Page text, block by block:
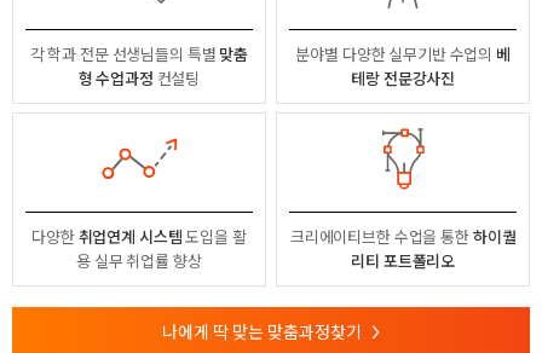
각 학과 전문 선생님들의 특별 맞춤
형 수업과정 컨설팅
분야별 다양한 실무기반 수업의 베
테랑 전문강사진
다양한취업연계 시스템도입을 활
용실무 취업률 향상
크리에이티브한 수업을 통한하이퀄
리티 포트폴리오
나에게 딱 맞는 맞춤과정찾기 >